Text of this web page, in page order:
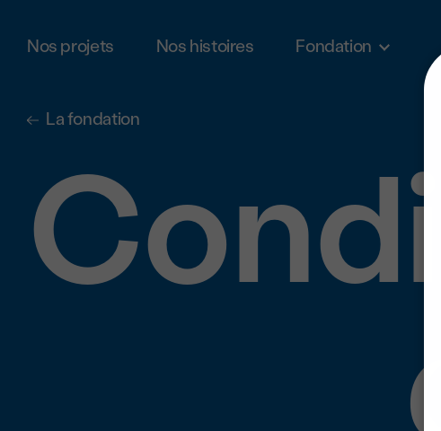
Aller au contenu principal
Nos projets Nos histoires Fondation
La fondation